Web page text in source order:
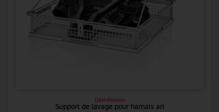
Désinfection
Support de lavage pour harnais ari